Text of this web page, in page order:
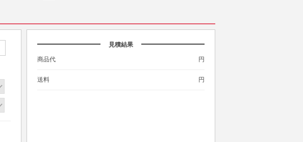
見積結果
商品代 円
送料 円